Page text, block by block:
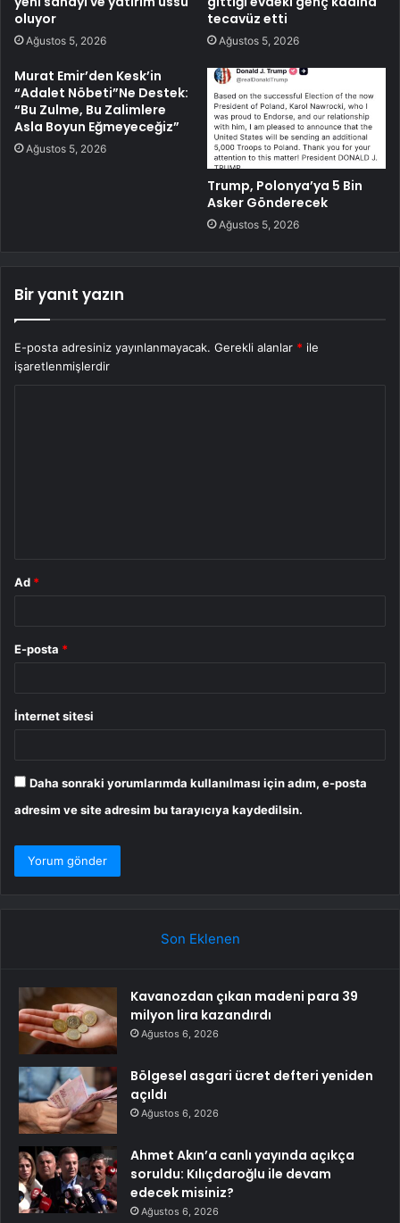
oluyor
Ağustos 5, 2026
tecavüz etti
Ağustos 5, 2026
Murat Emir’den Kesk’in
“Adalet Nöbeti”Ne Destek:
“Bu Zulme, Bu Zalimlere
Asla Boyun Eğmeyeceğiz”
Ağustos 5, 2026
Trump, Polonya’ya 5 Bin
Asker Gönderecek
Ağustos 5, 2026
Bir yanıt yazın
E-posta adresiniz yayınlanmayacak. Gerekli alanlar * ile
işaretlenmişlerdir
Ad *
E-posta *
İnternet sitesi
Daha sonraki yorumlarımda kullanılması için adım, e-posta
adresim ve site adresim bu tarayıcıya kaydedilsin.
Son Eklenen
Kavanozdan çıkan madeni para 39
milyon lira kazandırdı
Ağustos 6, 2026
Bölgesel asgari ücret defteri yeniden
açıldı
Ağustos 6, 2026
Ahmet Akın’a canlı yayında açıkça
soruldu: Kılıçdaroğlu ile devam
edecek misiniz?
Ağustos 6, 2026